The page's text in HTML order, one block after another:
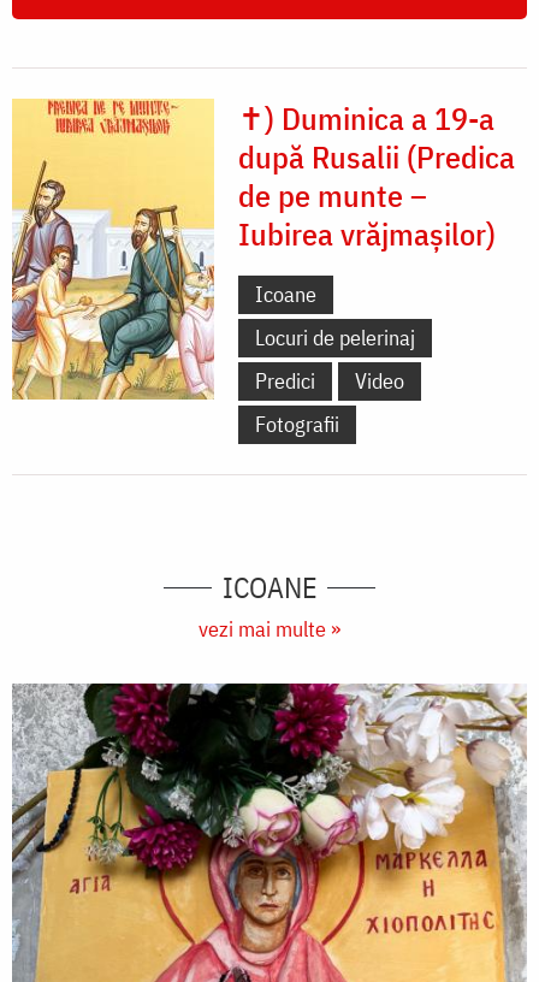
✝) Duminica a 19-a
după Rusalii (Predica
de pe munte –
Iubirea vrăjmașilor)
Icoane
Locuri de pelerinaj
Predici
Video
Fotografii
ICOANE
vezi mai multe »